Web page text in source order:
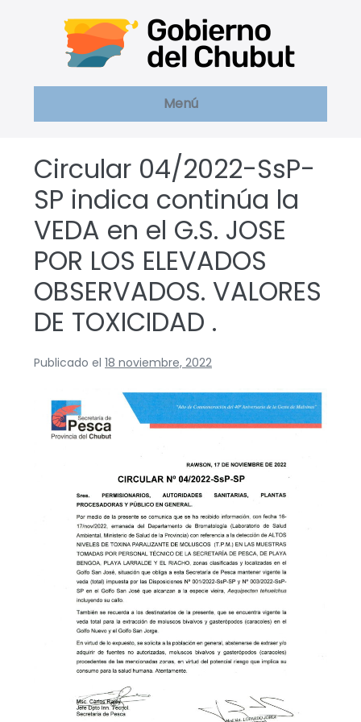
Menú
Circular 04/2022-SsP-
SP indica continúa la
VEDA en el G.S. JOSE
POR LOS ELEVADOS
OBSERVADOS. VALORES
DE TOXICIDAD .
Publicado el 18 noviembre, 2022